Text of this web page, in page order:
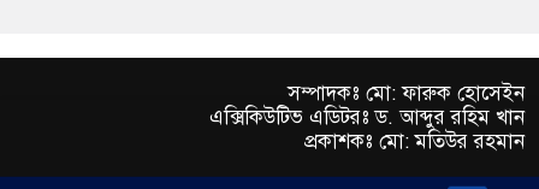
সম্পাদকঃ মো: ফারুক হোসেইন
এক্সিকিউটিভ এডিটরঃ ড. আব্দুর রহিম খান
প্রকাশকঃ মো: মতিউর রহমান